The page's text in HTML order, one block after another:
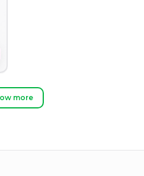
more